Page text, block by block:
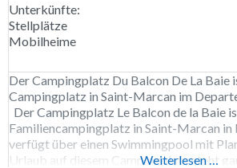
Unterkünfte:
Stellplätze
Mobilheime
Der Campingplatz Du Balcon De La Baie
Campingplatz in Saint-Marcan im
Der Campingplatz Le Balcon de la Baie
Familiencampingplatz in Saint-Marcan in
verfügt über einen Swimmingpool mit
Urlaub auf diesem Campingplatz steht
Weiterlesen …